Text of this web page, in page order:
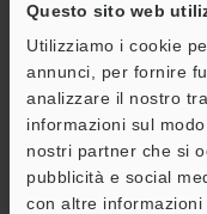
Questo sito web
Utilizziamo i cookie
annunci, per fornire
analizzare il nostro
informazioni sul
nostri partner che si
pubblicità e social
con altre
Indirizzo e-mail
Download